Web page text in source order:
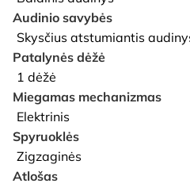
Audinio savybės
Skysčius atstumiantis
Patalynės dėžė
1 dėžė
Miegamas mechanizmas
Elektrinis
Spyruoklės
Zigzaginės
Atlošas